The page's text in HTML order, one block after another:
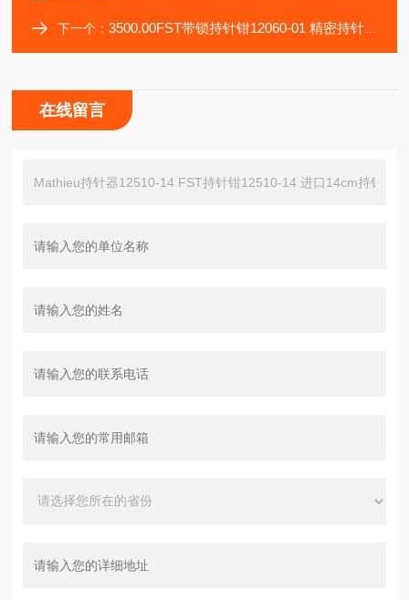
下一个：3500.00FST带锁持针钳12060-01 精密持针钳12060-02 进口9cm持针钳
在线留言